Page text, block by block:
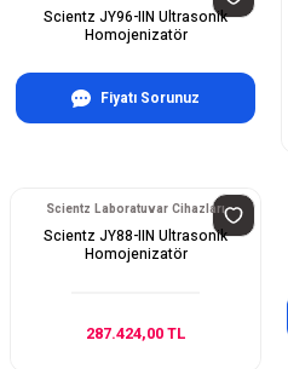
Scientz JY96-IIN Ultrasonik
Homojenizatör
Fiyatı Sorunuz
Scientz Laboratuvar Cihazları
Scientz JY88-IIN Ultrasonik
Homojenizatör
287.424,00 TL